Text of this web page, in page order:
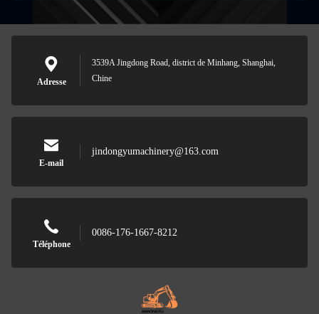
Adresse
3539A Jingdong Road, district de Minhang, Shanghai,
Chine
E-mail
jindongyumachinery@163.com
Téléphone
0086-176-1667-8212